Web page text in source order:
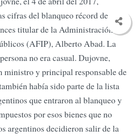
cifras del blanqueo récord de
titular de la Administración
(AFIP), Alberto Abad. La
no era casual. Dujovne,
ministro y principal responsable de
había sido parte de la lista
que entraron al blanqueo y
por esos bienes que no
argentinos decidieron salir de la